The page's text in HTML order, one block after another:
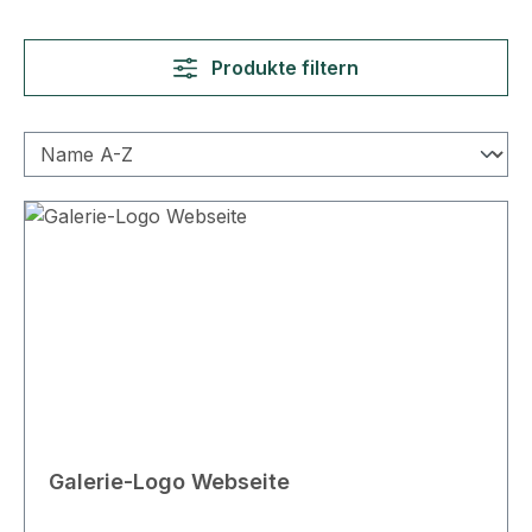
Produkte filtern
Galerie-Logo Webseite